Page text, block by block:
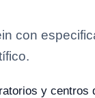
con
y centros